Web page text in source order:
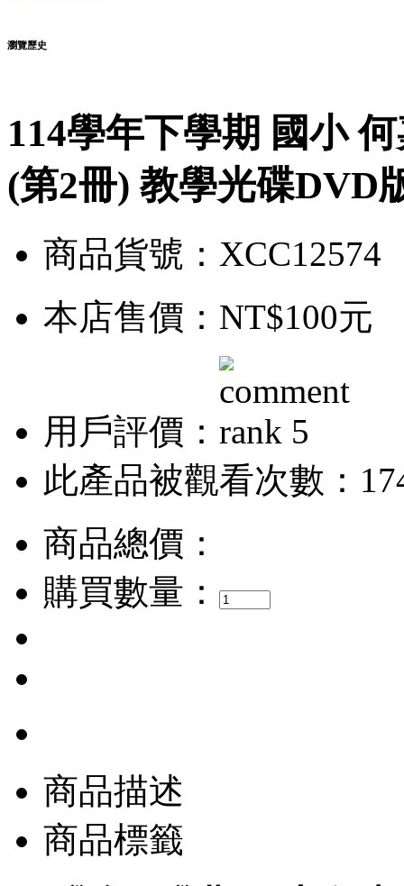
瀏覽歷史
114學年下學期 國小
(第2冊) 教學光碟DVD
商品貨號：XCC12574
本店售價： NT$100元
用戶評價：
此產品被觀看次數：
商品總價：
購買數量：
商品描述
商品標籤